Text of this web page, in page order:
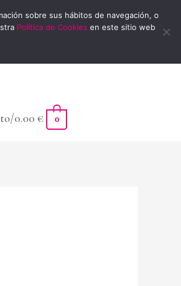
0.00€ 0
sobre sus hábitos de navegación, o
Política de Cookies en este sitio web